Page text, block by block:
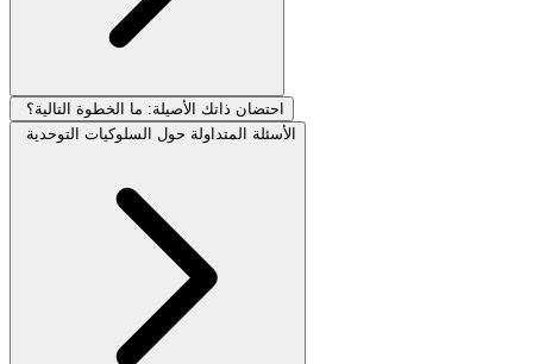
احتضان ذاتك الأصيلة: ما الخطوة التالية؟
الأسئلة المتداولة حول السلوكيات التوحدية